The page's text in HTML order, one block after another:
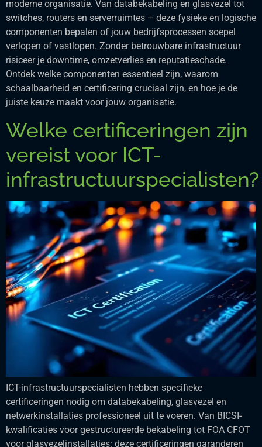
moderne organisatie. Van databekabeling en glasvezel tot
switches, routers en serverruimtes – deze fysieke en logische
componenten bepalen of jouw bedrijfsprocessen soepel
verlopen of vastlopen. Zonder betrouwbare infrastructuur
risiceer je downtime, omzetverlies en reputatieschade.
Ontdek welke componenten essentieel zijn, waarom
schaalbaarheid en certificering cruciaal zijn, en hoe je de
juiste keuze maakt voor jouw organisatie.
Welke certificeringen zijn
vereist voor ICT-
infrastructuurspecialisten?
ICT-infrastructuurspecialisten hebben specifieke
certificeringen nodig om databekabeling, glasvezel en
netwerkinstallaties professioneel uit te voeren. Van BICSI-
kwalificaties voor gestructureerde bekabeling tot FOA CFOT
voor glasvezelinstallaties: deze certificeringen garanderen